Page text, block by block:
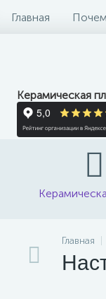
Главная
Керамическая
Главная